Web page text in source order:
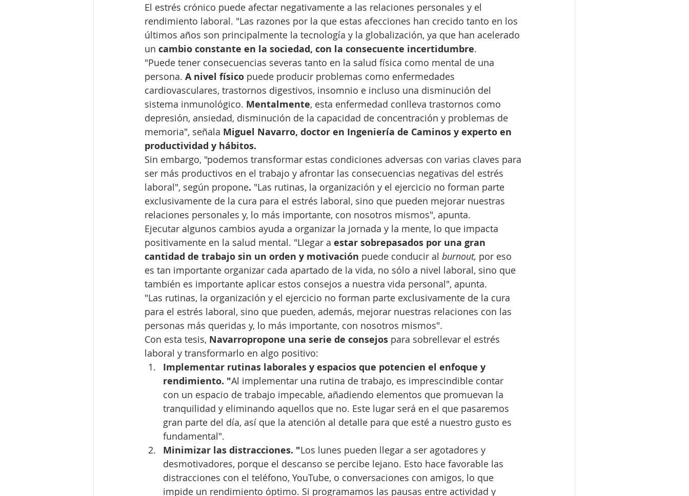
El estrés crónico puede afectar negativamente a las relaciones personales y el
rendimiento laboral. "Las razones por la que estas afecciones han crecido tanto en los
últimos años son principalmente la tecnología y la globalización, ya que han acelerado
un cambio constante en la sociedad, con la consecuente incertidumbre.
"Puede tener consecuencias severas tanto en la salud física como mental de una
persona. A nivel físico puede producir problemas como enfermedades
cardiovasculares, trastornos digestivos, insomnio e incluso una disminución del
sistema inmunológico. Mentalmente, esta enfermedad conlleva trastornos como
depresión, ansiedad, disminución de la capacidad de concentración y problemas de
memoria", señala Miguel Navarro, doctor en Ingeniería de Caminos y experto en
productividad y hábitos.
Sin embargo, "podemos transformar estas condiciones adversas con varias claves para
ser más productivos en el trabajo y afrontar las consecuencias negativas del estrés
laboral", según propone. "Las rutinas, la organización y el ejercicio no forman parte
exclusivamente de la cura para el estrés laboral, sino que pueden mejorar nuestras
relaciones personales y, lo más importante, con nosotros mismos", apunta.
Ejecutar algunos cambios ayuda a organizar la jornada y la mente, lo que impacta
positivamente en la salud mental. "Llegar a estar sobrepasados por una gran
cantidad de trabajo sin un orden y motivación puede conducir al burnout, por eso
es tan importante organizar cada apartado de la vida, no sólo a nivel laboral, sino que
también es importante aplicar estos consejos a nuestra vida personal", apunta.
"Las rutinas, la organización y el ejercicio no forman parte exclusivamente de la cura
para el estrés laboral, sino que pueden, además, mejorar nuestras relaciones con las
personas más queridas y, lo más importante, con nosotros mismos".
Con esta tesis, Navarropropone una serie de consejos para sobrellevar el estrés
laboral y transformarlo en algo positivo:
Implementar rutinas laborales y espacios que potencien el enfoque y
rendimiento. "Al implementar una rutina de trabajo, es imprescindible contar
con un espacio de trabajo impecable, añadiendo elementos que promuevan la
tranquilidad y eliminando aquellos que no. Este lugar será en el que pasaremos
gran parte del día, así que la atención al detalle para que esté a nuestro gusto es
fundamental".
Minimizar las distracciones. "Los lunes pueden llegar a ser agotadores y
desmotivadores, porque el descanso se percibe lejano. Esto hace favorable las
distracciones con el teléfono, YouTube, o conversaciones con amigos, lo que
impide un rendimiento óptimo. Si programamos las pausas entre actividad y